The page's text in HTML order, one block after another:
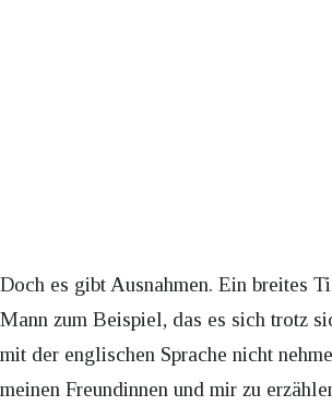
Doch es gibt Ausnahmen. Ein breites
Mann zum Beispiel, das es sich trotz
mit der englischen Sprache nicht
meinen Freundinnen und mir zu